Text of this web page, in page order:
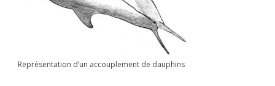
Représentation d’un accouplement de dauphins